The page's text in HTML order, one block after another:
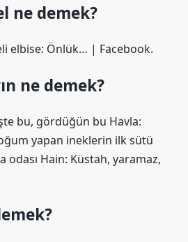
ne demek?
elbise: Önlük… | Facebook.
ne demek?
bu, gördüğün bu Havla:
yapan ineklerin ilk sütü
odası Hain: Küstah, yaramaz,